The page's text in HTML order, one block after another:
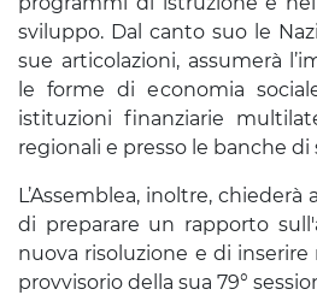
sviluppo. Dal canto suo le
sue articolazioni, assumerà
le forme di economia
istituzioni finanziarie
regionali e presso le banche
L’Assemblea, inoltre, chiederà
di preparare un rapporto
nuova risoluzione e di
provvisorio della sua 79°